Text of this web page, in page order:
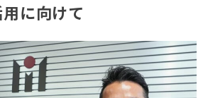
に向けて